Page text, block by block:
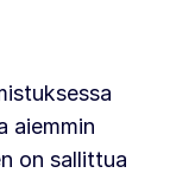
aiemmin
on sallittua